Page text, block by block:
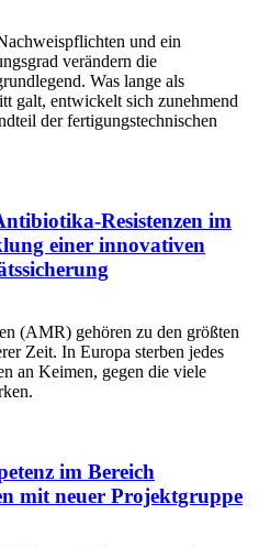
und ein
verändern die
Was lange als
galt, entwickelt sich zunehmend
der fertigungstechnischen
Resistenzen im
einer innovativen
(AMR) gehören zu den größten
Zeit. In Europa sterben jedes
an Keimen, gegen die viele
im Bereich
mit neuer Projektgruppe